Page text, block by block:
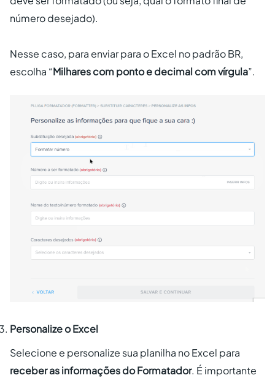
número desejado).
Nesse caso, para enviar para o Excel no padrão BR,
escolha “Milhares com ponto e decimal com vírgula”.
Personalize o Excel
Selecione e personalize sua planilha no Excel para
receber as informações do Formatador. É importante